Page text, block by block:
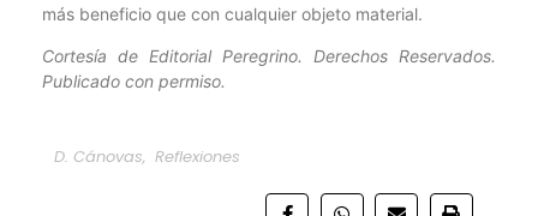
más beneficio que con cualquier objeto material.
Cortesía de Editorial Peregrino. Derechos Reservados.
Publicado con permiso.
D. Cánovas, Reflexiones